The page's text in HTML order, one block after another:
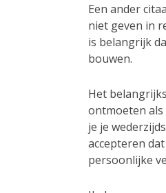
Een ander
niet geven in
is belangrijk
bouwen.
Het
ontmoeten als
je je
accepteren
persoonlijke